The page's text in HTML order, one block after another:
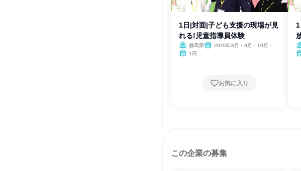
1日|対面|子ども支援の現場が見
れる!児童指導員体験
群馬県
2026年8月・9月・10月・11
1日
お気に入り
この企業の募集